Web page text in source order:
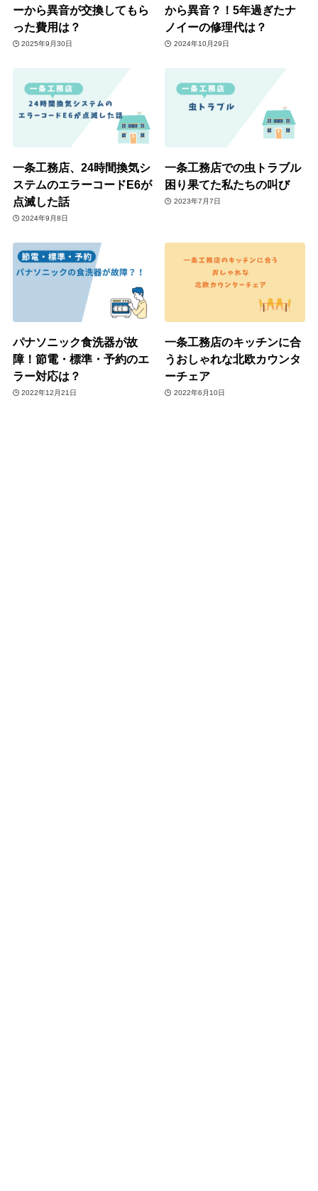
ーから異音が交換してもら
った費用は？
2025年9月30日
から異音？！5年過ぎたナ
ノイーの修理代は？
2024年10月29日
一条工務店、24時間換気シ
ステムのエラーコードE6が
点滅した話
2024年9月8日
一条工務店での虫トラブル
困り果てた私たちの叫び
2023年7月7日
パナソニック食洗器が故
障！節電・標準・予約のエ
ラー対応は？
2022年12月21日
一条工務店のキッチンに合
うおしゃれな北欧カウンタ
ーチェア
2022年6月10日